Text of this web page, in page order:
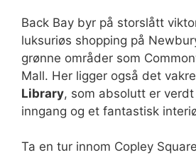
Back Bay byr på storslått
luksuriøs shopping på
grønne områder som
Mall. Her ligger også det vakre
Library, som absolutt er
inngang og et fantastisk
Ta en tur innom Copley